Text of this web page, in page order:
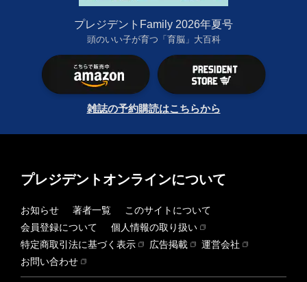
プレジデントFamily 2026年夏号
頭のいい子が育つ「育脳」大百科
雑誌の予約購読はこちらから
プレジデントオンラインについて
お知らせ 著者一覧
このサイトについて
会員登録について
個人情報の取り扱い
特定商取引法に基づく表示
広告掲載
運営会社
お問い合わせ